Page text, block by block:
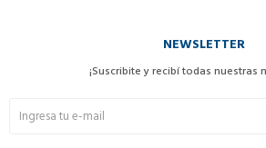
NEWSLETTER
¡Suscribite y recibí todas nuestras